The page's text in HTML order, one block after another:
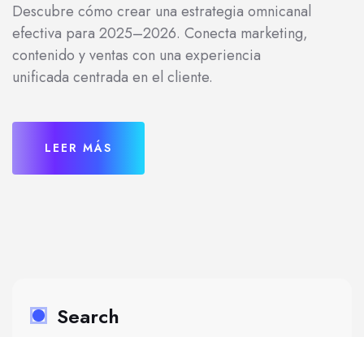
Descubre cómo crear una estrategia omnicanal
efectiva para 2025–2026. Conecta marketing,
contenido y ventas con una experiencia
unificada centrada en el cliente.
LEER MÁS
Search